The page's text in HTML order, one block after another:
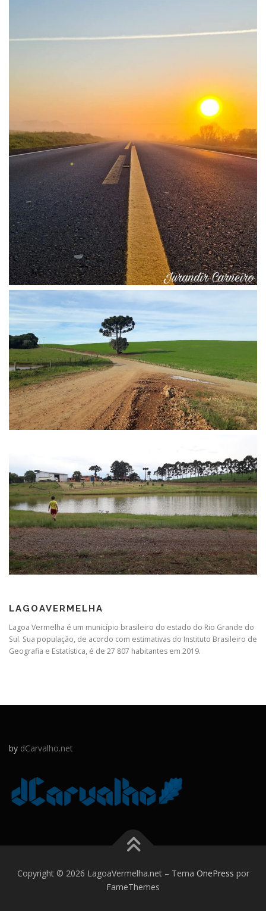
LAGOAVERMELHA
Lagoa Vermelha é um município brasileiro do estado do Rio Grande do
Sul. Sua população, de acordo com estimativas do Instituto Brasileiro de
Geografia e Estatística, é de 27 807 habitantes em 2019.
by dCarvalho.net
Copyright © 2026 LagoaVermelha.net – Tema OnePress por
FameThemes